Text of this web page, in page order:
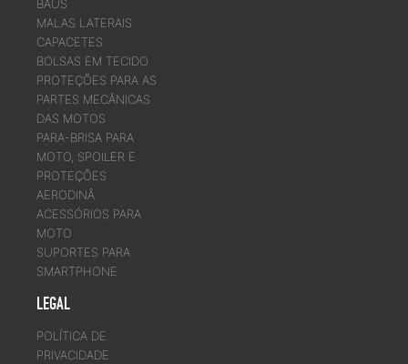
BAÚS
MALAS LATERAIS
CAPACETES
BOLSAS EM TECIDO
PROTEÇÕES PARA AS
PARTES MECÂNICAS
DAS MOTOS
PARA-BRISA PARA
MOTO, SPOILER E
PROTEÇÕES
AERODINÂ
ACESSÓRIOS PARA
MOTO
SUPORTES PARA
SMARTPHONE
LEGAL
POLÍTICA DE
PRIVACIDADE